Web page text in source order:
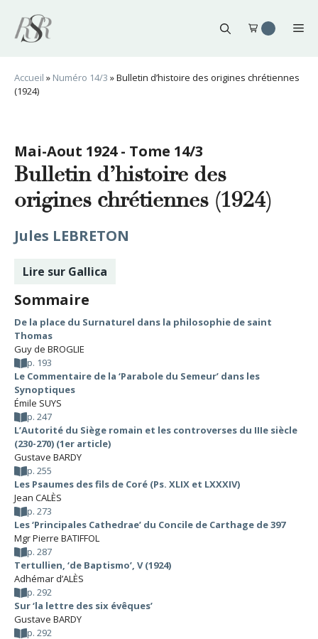
contenu
Accueil » Numéro 14/3 »Bulletin d’histoire des origines chrétiennes
(1924)
Mai-Aout 1924 - Tome 14/3
Bulletin d’histoire des
origines chrétiennes (1924)
Jules LEBRETON
Lire sur Gallica
Sommaire
De la place du Surnaturel dans la philosophie de saint
Thomas
Guy de BROGLIE
p. 193
Le Commentaire de la ‘Parabole du Semeur’ dans les
Synoptiques
Émile SUYS
p. 247
L’Autorité du Siège romain et les controverses du IIIe siècle
(230-270) (1er article)
Gustave BARDY
p. 255
Les Psaumes des fils de Coré (Ps. XLIX et LXXXIV)
Jean CALÈS
p. 273
Les ‘Principales Cathedrae’ du Concile de Carthage de 397
Mgr Pierre BATIFFOL
p. 287
Tertullien, ‘de Baptismo’, V (1924)
Adhémar d’ALÈS
p. 292
Sur ‘la lettre des six évêques’
Gustave BARDY
p. 292